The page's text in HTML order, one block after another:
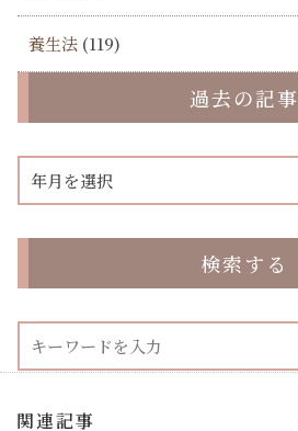
養生法 (119)
過去の記事
検索する
関連記事